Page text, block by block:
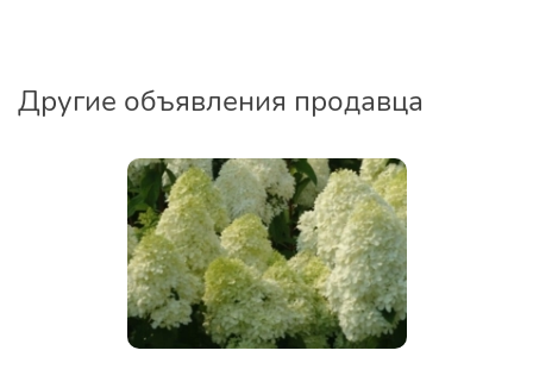
Другие объявления продавца